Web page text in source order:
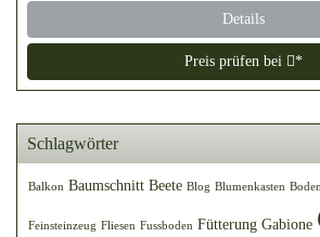
Details
Preis prüfen bei *
Schlagwörter
Balkon Baumschnitt Beete Blog Blumenkasten
Feinsteinzeug Fliesen Fussboden Fütterung Gabione